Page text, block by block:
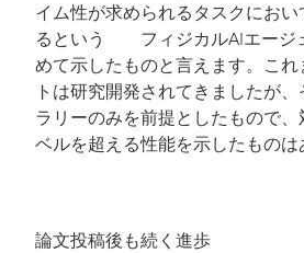
イム性が求められるタスクにお
るという フィジカルAIエージ
めて示したものと言えます。こ
トは研究開発されてきましたが
ラリーのみを前提としたもので
ベルを超える性能を示したものは
論文投稿後も続く進歩